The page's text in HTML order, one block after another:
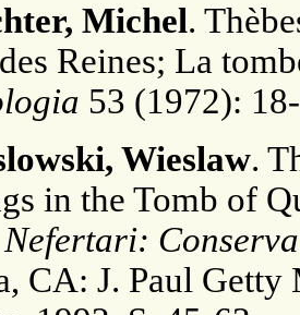
Michel.
Reines; La
53 (1972):
Wieslaw.
in the Tomb of
Nefertari:
CA: J. Paul Getty